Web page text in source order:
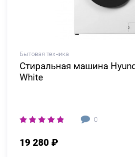
Бытовая техника
Стиральная машина
White
0
19 280 ₽